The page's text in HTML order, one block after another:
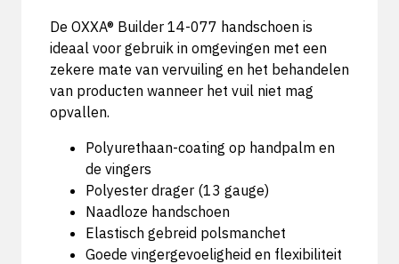
De OXXA® Builder 14-077 handschoen is
ideaal voor gebruik in omgevingen met een
zekere mate van vervuiling en het behandelen
van producten wanneer het vuil niet mag
opvallen.
Polyurethaan-coating op handpalm en
de vingers
Polyester drager (13 gauge)
Naadloze handschoen
Elastisch gebreid polsmanchet
Goede vingergevoeligheid en flexibiliteit